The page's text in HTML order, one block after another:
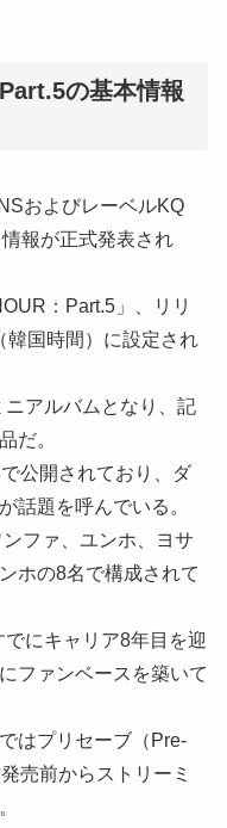
の基本情報
およびレーベルKQ
報が正式発表され
：Part.5」、リリ
韓国時間）に設定され
アルバムとなり、記
だ。
公開されており、ダ
話題を呼んでいる。
ファ、ユンホ、ヨサ
ホの8名で構成されて
にキャリア8年目を迎
ファンベースを築いて
はプリセーブ（Pre-
売前からストリーミ